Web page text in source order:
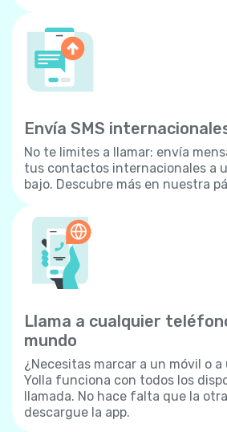
Envía SMS
No te limites a llamar: envía
tus contactos internacionales a
bajo. Descubre más en nuestra
Llama a cualquier
mundo
¿Necesitas marcar a un móvil o
Yolla funciona con todos los
llamada. No hace falta que la
descargue la app.